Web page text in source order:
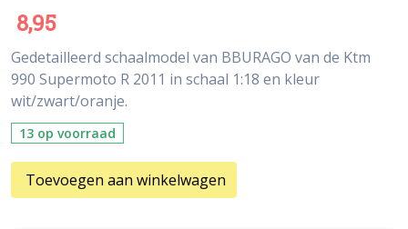
8,95
Gedetailleerd schaalmodel van BBURAGO van de Ktm
990 Supermoto R 2011 in schaal 1:18 en kleur
wit/zwart/oranje.
13 op voorraad
Toevoegen aan winkelwagen